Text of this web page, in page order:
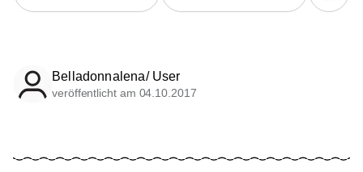
Belladonnalena/ User
veröffentlicht am 04.10.2017